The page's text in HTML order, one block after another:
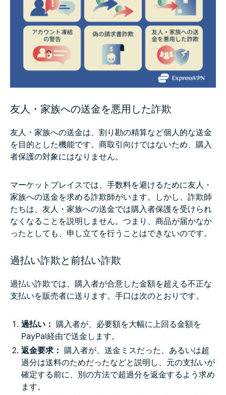
友人・家族への送金を悪用した詐欺
友人・家族への送金は、割り勘の精算など個人的な送金
を目的とした機能です。商取引向けではないため、購入
者保護の対象にはなりません。
マーケットプレイスでは、手数料を避けるために友人・
家族への送金を求める詐欺師がいます。しかし、詐欺師
たちは、友人・家族への送金では購入者保護を受けられ
なくなることを説明しません。つまり、商品が届かなか
ったとしても、申し立てを行うことはできないのです。
過払い詐欺と前払い詐欺
過払い詐欺では、購入者が合意した金額を超える不正な
支払いを販売者に送ります。手口は次のとおりです。
過払い： 購入者が、必要額を大幅に上回る金額を
PayPal経由で送金します。
返金要求： 購入者が、送金ミスだった、あるいは超
過分は送料のためだったなどと説明し、元の支払いが
確定する前に、別の方法で超過分を返金するよう求め
ます。